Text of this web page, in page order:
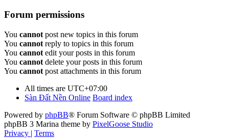
Forum permissions
You cannot post new topics in this forum
You cannot reply to topics in this forum
You cannot edit your posts in this forum
You cannot delete your posts in this forum
You cannot post attachments in this forum
All times are UTC+07:00
Sàn Đất Nền Online Board index
Powered by phpBB® Forum Software © phpBB Limited
phpBB 3 Marina theme by PixelGoose Studio
Privacy | Terms